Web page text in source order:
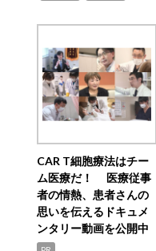
CAR T細胞療法はチー
ム医療だ！ 医療従事
者の情熱、患者さんの
思いを伝えるドキュメ
ンタリー動画を公開中